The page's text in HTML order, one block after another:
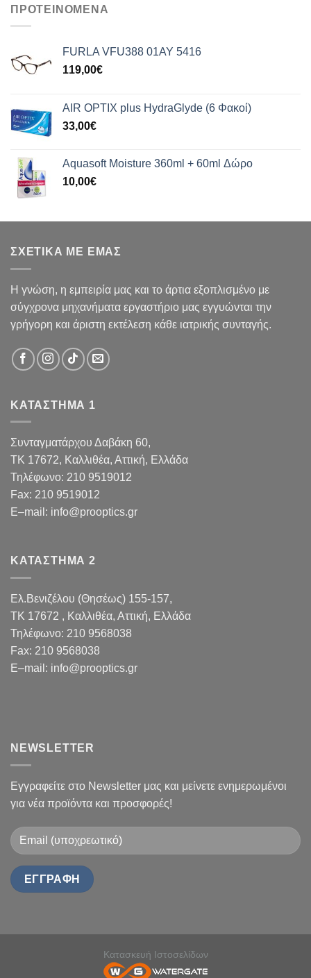
ΠΡΟΤΕΙΝΟΜΕΝΑ
FURLA VFU388 01AY 5416
119,00€
AIR OPTIX plus HydraGlyde (6 Φακοί)
33,00€
Aquasoft Moisture 360ml + 60ml Δώρο
10,00€
ΣΧΕΤΙΚΑ ΜΕ ΕΜΑΣ
Η γνώση, η εμπειρία μας και το άρτια εξοπλισμένο με
σύγχρονα μηχανήματα εργαστήριο μας εγγυώνται την
γρήγορη και άριστη εκτέλεση κάθε ιατρικής συνταγής.
ΚΑΤΑΣΤΗΜΑ 1
Συνταγματάρχου Δαβάκη 60,
TK 17672, Καλλιθέα, Αττική, Ελλάδα
Τηλέφωνο: 210 9519012
Fax: 210 9519012
E–mail : info@prooptics.gr
ΚΑΤΑΣΤΗΜΑ 2
Ελ.Βενιζέλου (Θησέως) 155-157,
TK 17672 , Καλλιθέα, Αττική, Ελλάδα
Τηλέφωνο: 210 9568038
Fax: 210 9568038
E–mail : info@prooptics.gr
NEWSLETTER
Εγγραφείτε στο Newsletter μας και μείνετε ενημερωμένοι
για νέα προϊόντα και προσφορές!
Κατασκευή Ιστοσελίδων